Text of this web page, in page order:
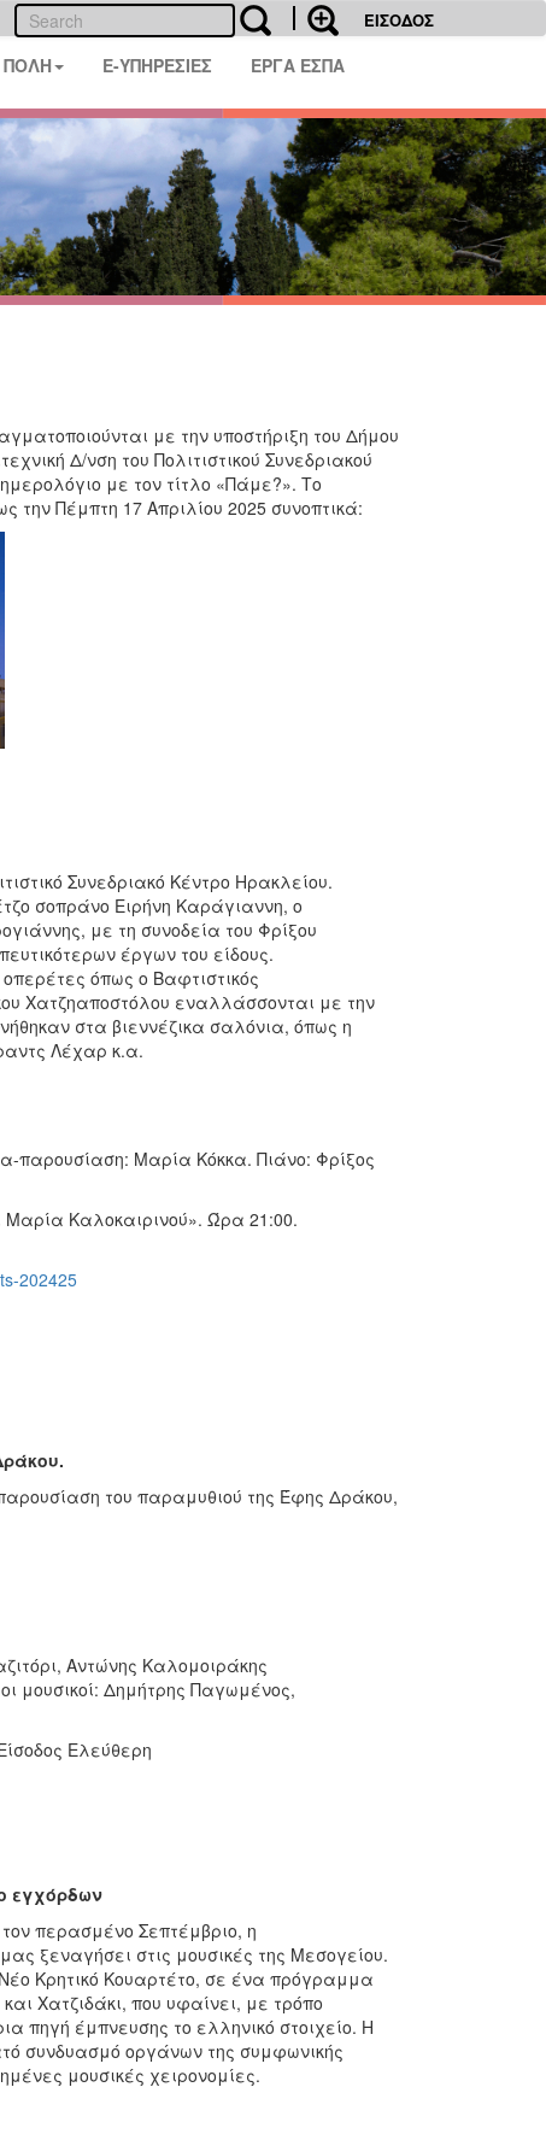
ΕΙΣΟΔΟΣ
ΠΟΛΗ E-ΥΠΗΡΕΣΙΕΣ ΕΡΓΑ ΕΣΠΑ
με την υποστήριξη του Δήμου
Δ/νση του Πολιτιστικού Συνεδριακού
με τον τίτλο «Πάμε?». Το
Πέμπτη 17 Απριλίου 2025 συνοπτικά:
Συνεδριακό Κέντρο Ηρακλείου.
σοπράνο Ειρήνη Καράγιαννη, ο
με τη συνοδεία του Φρίξου
έργων του είδους.
όπως ο Βαφτιστικός
Χατζηαποστόλου εναλλάσσονται με την
στα βιεννέζικα σαλόνια, όπως η
Λέχαρ κ.α.
παρουσίαση: Μαρία Κόκκα. Πιάνο: Φρίξος
Μαρία Καλοκαιρινού». Ώρα 21:00.
202425
του παραμυθιού της Έφης Δράκου,
Αντώνης Καλομοιράκης
μουσικοί: Δημήτρης Παγωμένος,
Ελεύθερη
εγχόρδων
περασμένο Σεπτέμβριο, η
ξεναγήσει στις μουσικές της Μεσογείου.
Κρητικό Κουαρτέτο, σε ένα πρόγραμμα
Χατζιδάκι, που υφαίνει, με τρόπο
πηγή έμπνευσης το ελληνικό στοιχείο. Η
συνδυασμό οργάνων της συμφωνικής
μουσικές χειρονομίες.